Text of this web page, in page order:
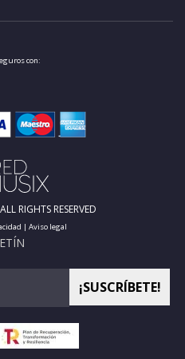
con:
RIGHTS RESERVED
| Aviso legal